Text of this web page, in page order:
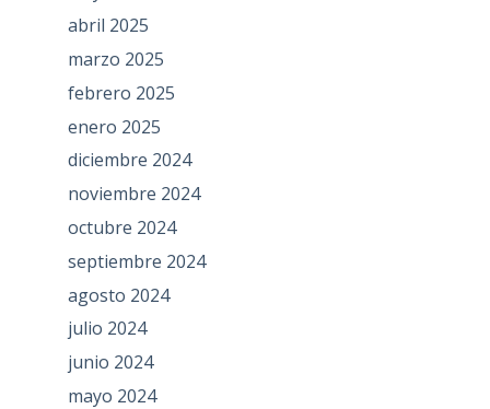
abril 2025
marzo 2025
febrero 2025
enero 2025
diciembre 2024
noviembre 2024
octubre 2024
septiembre 2024
agosto 2024
julio 2024
junio 2024
mayo 2024